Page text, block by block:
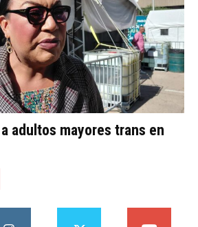
adultos mayores trans en